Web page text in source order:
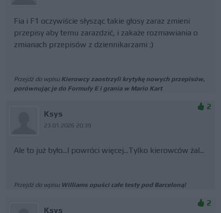
Fia i F1 oczywiście słysząc takie głosy zaraz zmieni
przepisy aby temu zarazdzić, i zakaże rozmawiania o
zmianach przepisów z dziennikarzami :)
Przejdź do wpisu Kierowcy zaostrzyli krytykę nowych przepisów,
porównując je do Formuły E i grania w Mario Kart
Ksys
23.01.2026 20:39
2
Ale to już było...I powróci więcej...Tylko kierowców żal...
Przejdź do wpisu Williams opuści całe testy pod Barceloną!
Ksys
2